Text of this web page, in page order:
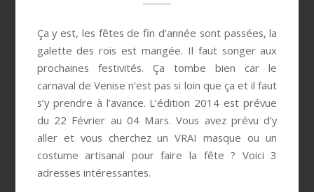
Ça y est, les fêtes de fin d’année sont passées, la
galette des rois est mangée. Il faut songer aux
prochaines festivités. Ça tombe bien car le
carnaval de Venise n’est pas si loin que ça et il faut
s’y prendre à l’avance. L’édition 2014 est prévue
du 22 Février au 04 Mars. Vous avez prévu d’y
aller et vous cherchez un VRAI masque ou un
costume artisanal pour faire la fête ? Voici 3
adresses intéressantes.